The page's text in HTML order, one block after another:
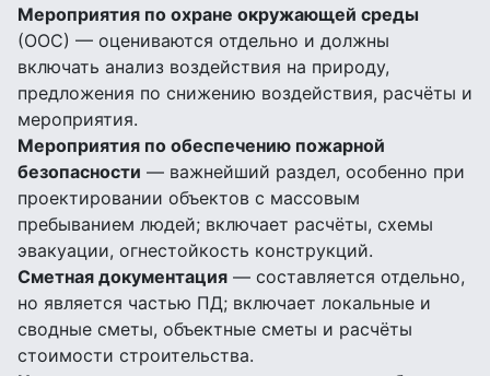
Мероприятия по охране окружающей среды
(ООС) — оцениваются отдельно и должны
включать анализ воздействия на природу,
предложения по снижению воздействия, расчёты и
мероприятия.
Мероприятия по обеспечению пожарной
безопасности — важнейший раздел, особенно при
проектировании объектов с массовым
пребыванием людей; включает расчёты, схемы
эвакуации, огнестойкость конструкций.
Сметная документация — составляется отдельно,
но является частью ПД; включает локальные и
сводные сметы, объектные сметы и расчёты
стоимости строительства.